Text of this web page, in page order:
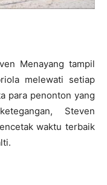
Menayang tampil
melewati setiap
para penonton yang
Steven
waktu terbaik